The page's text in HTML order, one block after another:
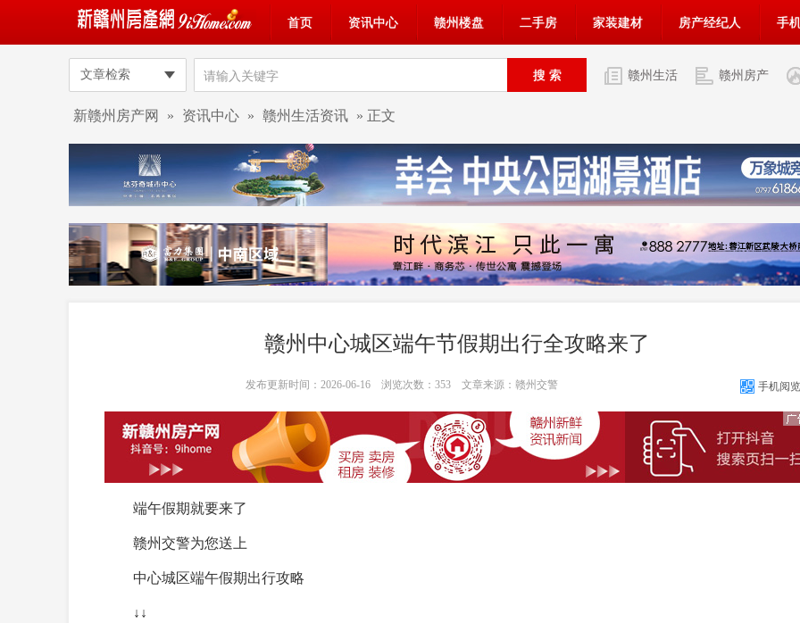
首页 资讯中心 赣州楼盘 二手房 家装建材 房产经纪人 手
文章检索 赣州生活 赣州房产
新赣州房产网 » 资讯中心 » 赣州生活资讯 » 正文
赣州中心城区端午节假期出行全攻略来了
发布更新时间：2026-06-16 浏览次数： 353文章来源：赣州交警 手机阅
端午假期就要来了
赣州交警为您送上
中心城区端午假期出行攻略
↓↓